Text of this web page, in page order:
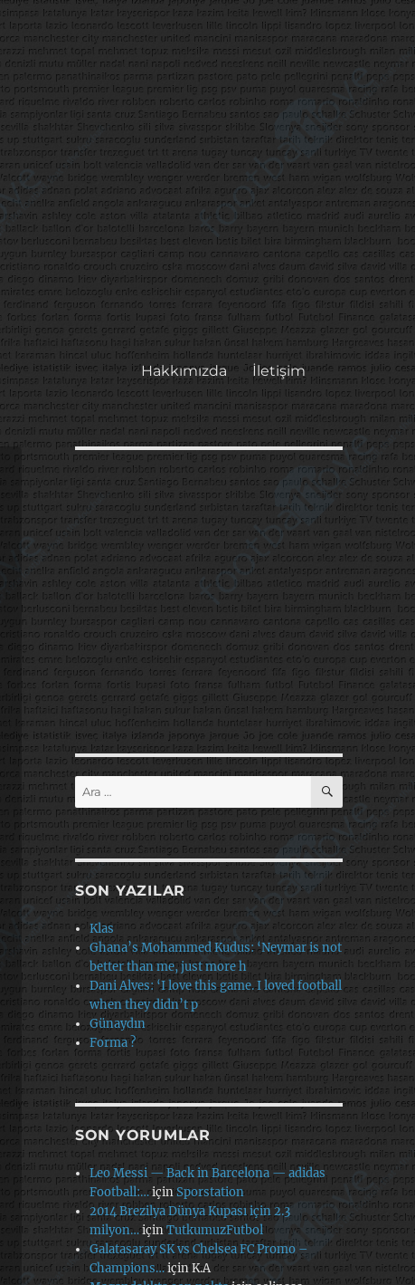
Hakkımızda İletişim
Ara: ARA
SON YAZILAR
Klas
Ghana’s Mohammed Kudus: ‘Neymar is not
better than me, just more h
Dani Alves: ‘I love this game. I loved football
when they didn’t p
Günaydın
Forma ?
SON YORUMLAR
Leo Messi — Back in Barcelona — adidas
Football:…içinSporstation
2014 Brezilya Dünya Kupası için 2.3
milyon…içinTutkumuzFutbol
Galatasaray SK vs Chelsea FC Promo –
Champions…içinK.A